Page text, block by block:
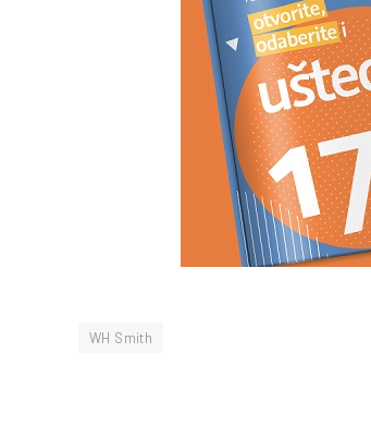
WH Smith